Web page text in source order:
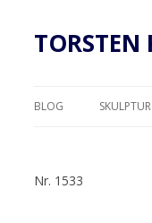
TORSTEN
BLOG SKULPTUR
Nr. 1533